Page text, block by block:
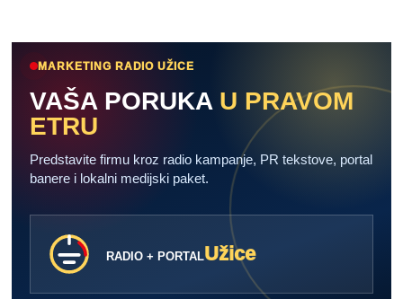
MARKETING RADIO UŽICE
VAŠA PORUKA U PRAVOM
ETRU
Predstavite firmu kroz radio kampanje, PR tekstove, portal
banere i lokalni medijski paket.
RADIO + PORTALUžice